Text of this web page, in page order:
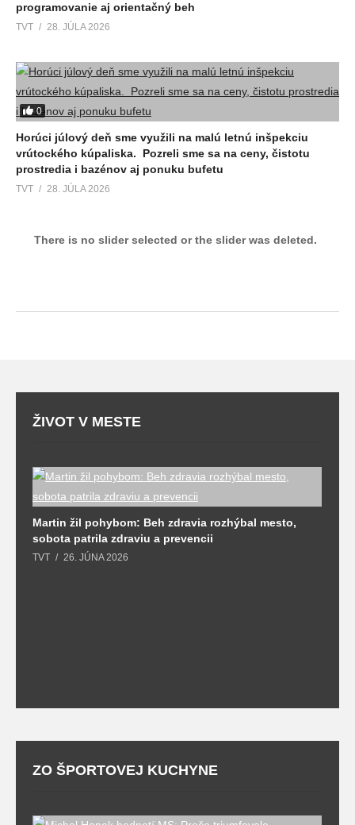
programovanie aj orientačný beh
TVT 28. JÚLA 2026
0
Horúci júlový deň sme využili na malú letnú inšpekciu
vrútockého kúpaliska. Pozreli sme sa na ceny, čistotu
prostredia i bazénov aj ponuku bufetu
TVT 28. JÚLA 2026
There is no slider selected or the slider was deleted.
ŽIVOT V MESTE
Martin žil pohybom: Beh zdravia rozhýbal mesto,
sobota patrila zdraviu a prevencii
TVT 26. JÚNA 2026
ZO ŠPORTOVEJ KUCHYNE